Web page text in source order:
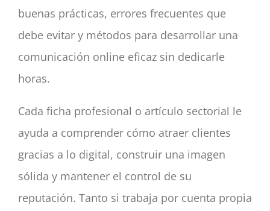
buenas prácticas, errores frecuentes que
debe evitar y métodos para desarrollar una
comunicación online eficaz sin dedicarle
horas.
Cada ficha profesional o artículo sectorial le
ayuda a comprender cómo atraer clientes
gracias a lo digital, construir una imagen
sólida y mantener el control de su
reputación. Tanto si trabaja por cuenta propia